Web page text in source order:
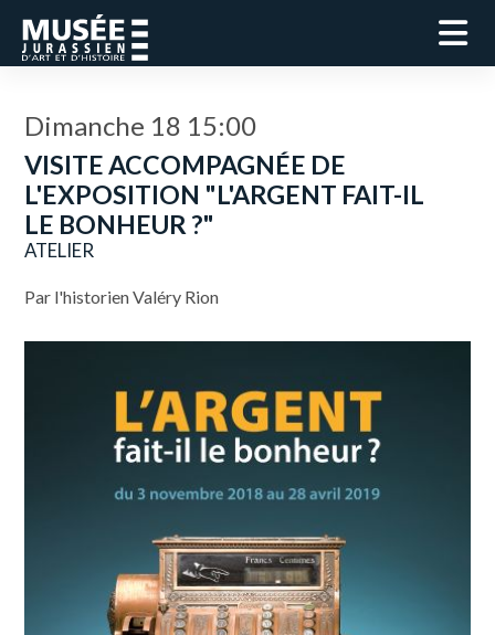
Dimanche 18 15:00
VISITE ACCOMPAGNÉE DE
L'EXPOSITION "L'ARGENT FAIT-IL
LE BONHEUR ?"
ATELIER
Par l'historien Valéry Rion